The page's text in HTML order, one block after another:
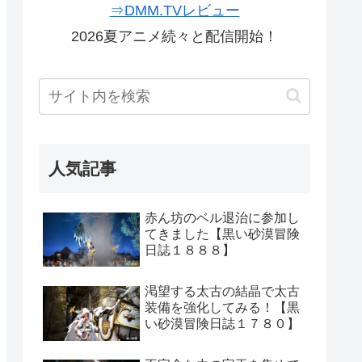
⇒DMM.TVレビュー
2026夏アニメ続々と配信開始！
人気記事
赤ん坊のベル退治に参加し
てきました【黒い砂漠冒険
日誌１８８８】
渇望する太古の結晶で太古
装備を強化してみる！【黒
い砂漠冒険日誌１７８０】